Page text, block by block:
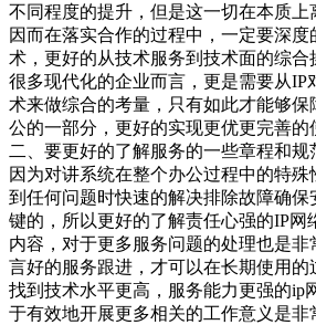
不同程度的提升，但是这一切在本质上
因而在落实合作的过程中，一定要深
术，更好的从技术服务到技术面的综
很多现代化的企业而言，更是需要从IP
术来做综合的考量，只有如此才能够
公的一部分，更好的实现更优更完善的
二、要更好的了解服务的一些章程和规
因为对讲系统在整个办公过程中的特
到任何问题时快速的解决排除故障确保
键的，所以更好的了解责任心强的IP网
内容，对于更多服务问题的处理也是
言好的服务跟进，才可以在长期使用的
找到技术水平更高，服务能力更强的ip
于有效地开展更多相关的工作意义是非